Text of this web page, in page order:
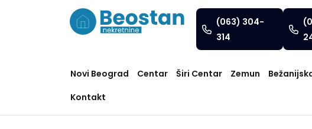
(063) 304-
314
Novi Beograd Centar Širi Centar Zemun
Kontakt